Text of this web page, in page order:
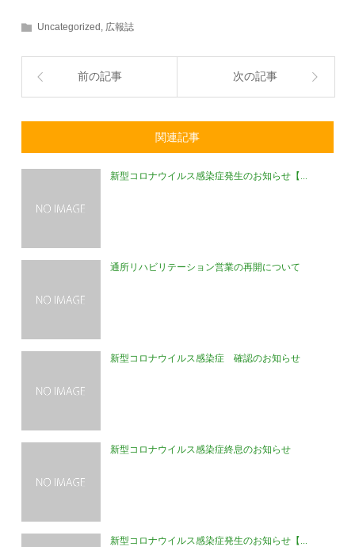
Uncategorized , 広報誌
前の記事 次の記事
関連記事
新型コロナウイルス感染症発生のお知らせ【...
通所リハビリテーション営業の再開について
新型コロナウイルス感染症 確認のお知らせ
新型コロナウイルス感染症終息のお知らせ
新型コロナウイルス感染症発生のお知らせ【...